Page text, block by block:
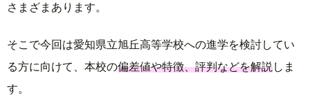
さまざまあります。
そこで今回は愛知県立旭丘高等学校への進学を検討してい
る方に向けて、本校の偏差値や特徴、評判などを解説しま
す。